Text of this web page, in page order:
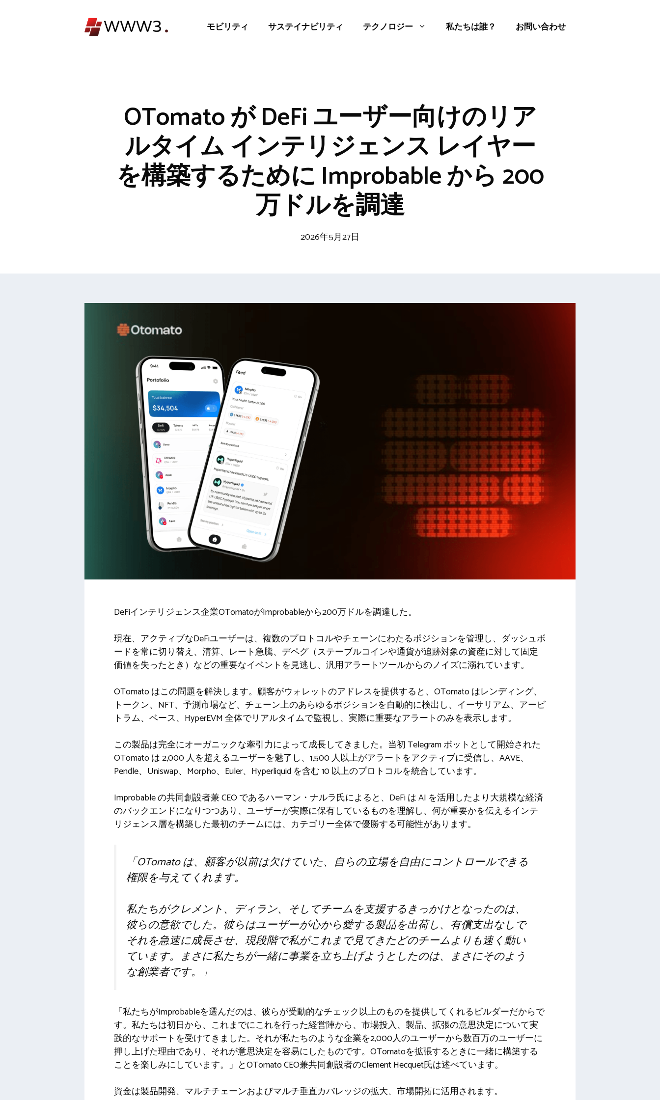
モビリティ サステイナビリティ テクノロジー 私たちは誰？ お問い合わせ
OTomato が DeFi ユーザー向けのリア
ルタイム インテリジェンス レイヤー
を構築するために Improbable から 200
万ドルを調達
2026年5月27日
DeFiインテリジェンス企業OTomatoがImprobableから200万ドルを調達した。
現在、アクティブなDeFiユーザーは、複数のプロトコルやチェーンにわたるポジションを管理し、ダッシュボ
ードを常に切り替え、清算、レート急騰、デペグ（ステーブルコインや通貨が追跡対象の資産に対して固定
価値を失ったとき）などの重要なイベントを見逃し、汎用アラートツールからのノイズに溺れています。
OTomato はこの問題を解決します。顧客がウォレットのアドレスを提供すると、OTomato はレンディング、
トークン、NFT、予測市場など、チェーン上のあらゆるポジションを自動的に検出し、イーサリアム、アービ
トラム、ベース、HyperEVM 全体でリアルタイムで監視し、実際に重要なアラートのみを表示します。
この製品は完全にオーガニックな牽引力によって成長してきました。当初 Telegram ボットとして開始された
OTomato は 2,000 人を超えるユーザーを魅了し、1,500 人以上がアラートをアクティブに受信し、AAVE、
Pendle、Uniswap、Morpho、Euler、Hyperliquid を含む 10 以上のプロトコルを統合しています。
Improbable の共同創設者兼 CEO であるハーマン・ナルラ氏によると、DeFi は AI を活用したより大規模な経済
のバックエンドになりつつあり、ユーザーが実際に保有しているものを理解し、何が重要かを伝えるインテ
リジェンス層を構築した最初のチームには、カテゴリー全体で優勝する可能性があります。
「OTomato は、顧客が以前は欠けていた、自らの立場を自由にコントロールできる
権限を与えてくれます。
私たちがクレメント、ディラン、そしてチームを支援するきっかけとなったのは、
彼らの意欲でした。彼らはユーザーが心から愛する製品を出荷し、有償支出なしで
それを急速に成長させ、現段階で私がこれまで見てきたどのチームよりも速く動い
ています。まさに私たちが一緒に事業を立ち上げようとしたのは、まさにそのよう
な創業者です。」
「私たちがImprobableを選んだのは、彼らが受動的なチェック以上のものを提供してくれるビルダーだからで
す。私たちは初日から、これまでにこれを行った経営陣から、市場投入、製品、拡張の意思決定について実
践的なサポートを受けてきました。それが私たちのような企業を2,000人のユーザーから数百万のユーザーに
押し上げた理由であり、それが意思決定を容易にしたものです。OTomatoを拡張するときに一緒に構築する
ことを楽しみにしています。」とOTomato CEO兼共同創設者のClement Hecquet氏は述べています。
資金は製品開発、マルチチェーンおよびマルチ垂直カバレッジの拡大、市場開拓に活用されます。